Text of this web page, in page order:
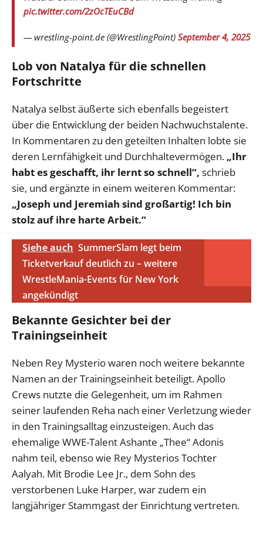
pic.twitter.com/2zOcTEuCBd
— wrestling-point.de (@WrestlingPoint) September 4, 2025
Lob von Natalya für die schnellen
Fortschritte
Natalya selbst äußerte sich ebenfalls begeistert
über die Entwicklung der beiden Nachwuchstalente.
In Kommentaren zu den geteilten Inhalten lobte sie
deren Lernfähigkeit und Durchhaltevermögen. „Ihr
habt es geschafft, ihr lernt so schnell“, schrieb
sie, und ergänzte in einem weiteren Kommentar:
„Joseph und Jeremiah sind großartig! Ich bin
stolz auf ihre harte Arbeit.“
Siehe auch SummerSlam legt beim
Ticketverkauf deutlich zu – weitere
WrestleMania-Events für New York
angekündigt
Bekannte Gesichter bei der
Trainingseinheit
Neben Rey Mysterio waren noch weitere bekannte
Namen an der Trainingseinheit beteiligt. Apollo
Crews nutzte die Gelegenheit, um im Rahmen
seiner laufenden Reha nach einer Verletzung wieder
in den Trainingsalltag einzusteigen. Auch das
ehemalige WWE-Talent Ashante „Thee“ Adonis
nahm teil, ebenso wie Rey Mysterios Tochter
Aalyah. Mit Brodie Lee Jr., dem Sohn des
verstorbenen Luke Harper, war zudem ein
langjähriger Stammgast der Einrichtung vertreten.